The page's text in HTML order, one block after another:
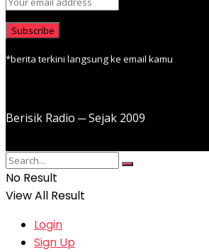
*berita terkini langsung ke email kamu
Berisik Radio ─ Sejak 2009
No Result
View All Result
Login
Sign Up